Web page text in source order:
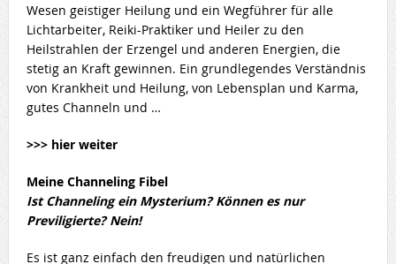
Wesen geistiger Heilung und ein Wegführer für alle
Lichtarbeiter, Reiki-Praktiker und Heiler zu den
Heilstrahlen der Erzengel und anderen Energien, die
stetig an Kraft gewinnen. Ein grundlegendes Verständnis
von Krankheit und Heilung, von Lebensplan und Karma,
gutes Channeln und …
>>> hier weiter
Meine Channeling Fibel
Ist Channeling ein Mysterium? Können es nur
Previligierte? Nein!
Es ist ganz einfach den freudigen und natürlichen